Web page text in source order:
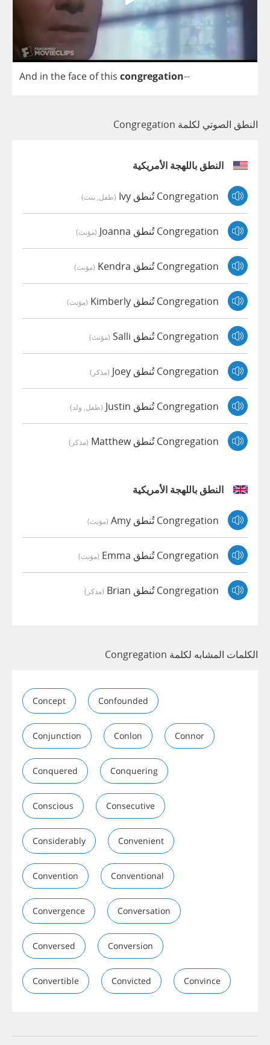
And in theface ofthis congregation--
النطق الصوتي لكلمة Congregation
النطق باللهجة الأمريكية
Congregation تُنطق Ivy (طفل, بنت)
Congregation تُنطق Joanna (مؤنث)
Congregation تُنطق Kendra (مؤنث)
Congregation تُنطق Kimberly (مؤنث)
Congregation تُنطق Salli (مؤنث)
Congregation تُنطق Joey (مذكر)
Congregation تُنطق Justin (طفل, ولد)
Congregation تُنطق Matthew (مذكر)
النطق باللهجة الأمريكية
Congregation تُنطق Amy (مؤنث)
Congregation تُنطق Emma (مؤنث)
Congregation تُنطق Brian (مذكر)
الكلمات المشابه لكلمة Congregation
Concept Confounded
Conjunction Conlon Connor
Conquered Conquering
Conscious Consecutive
Considerably Convenient
Convention Conventional
Convergence Conversation
Conversed Conversion
Convertible Convicted Convince